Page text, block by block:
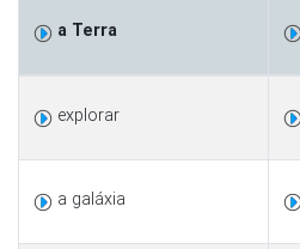
a Terra
explorar
a galáxia